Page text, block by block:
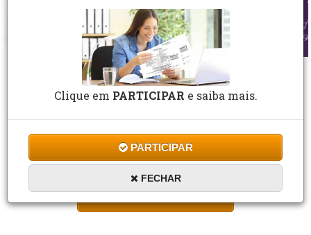
CURSO GRÁTIS DE INGLÊS BÁSICO -
GRAMÁTICA
3 Estrelas de 100 Avaliações
CF Cursos Cursos
10 a 60 horas
Clique em PARTICIPAR e saiba mais.
PARTICIPAR
FECHAR